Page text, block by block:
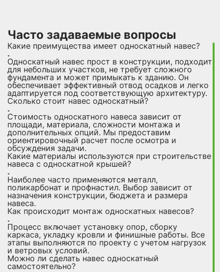
Часто задаваемые вопросы
Какие преимущества имеет односкатный навес?
Односкатный навес прост в конструкции, подходит
для небольших участков, не требует сложного
фундамента и может примыкать к зданию. Он
обеспечивает эффективный отвод осадков и легко
адаптируется под соответствующую архитектуру.
Сколько стоит навес односкатный?
Стоимость односкатного навеса зависит от
площади, материала, сложности монтажа и
дополнительных опций. Мы предоставим
ориентировочный расчет после осмотра и
обсуждения задачи.
Какие материалы используются при строительстве
навеса с односкатной крышей?
Наиболее часто применяются металл,
поликарбонат и профнастил. Выбор зависит от
назначения конструкции, бюджета и размера
навеса.
Как происходит монтаж односкатных навесов?
Процесс включает установку опор, сборку
каркаса, укладку кровли и финишные работы. Все
этапы выполняются по проекту с учетом нагрузок
и ветровых условий.
Можно ли сделать навес односкатный
самостоятельно?